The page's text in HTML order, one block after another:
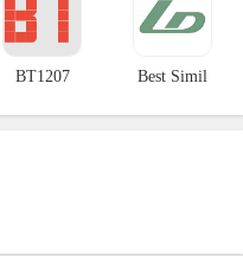
BT1207 Best Simil